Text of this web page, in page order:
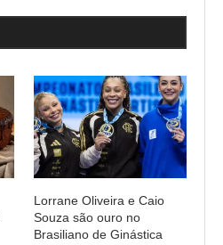
Lorrane Oliveira e Caio
Souza são ouro no
Brasiliano de Ginástica